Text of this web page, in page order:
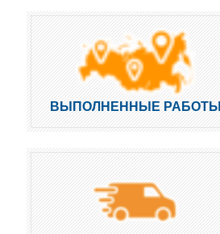
ВЫПОЛНЕННЫЕ РАБОТЫ